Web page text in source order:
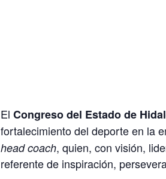
El Congreso del Estado de
fortalecimiento del deporte en la
head coach, quien, con visión,
referente de inspiración,